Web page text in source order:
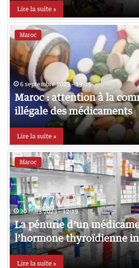
Lire la suite »
Maroc
6 septembre 2023 - 13:15
Maroc : attention à la
illégale des médicaments
Lire la suite »
Maroc
20 mars 2023 - 12:19
La pénurie d’un
l’hormone thyroïdienne
Lire la suite »